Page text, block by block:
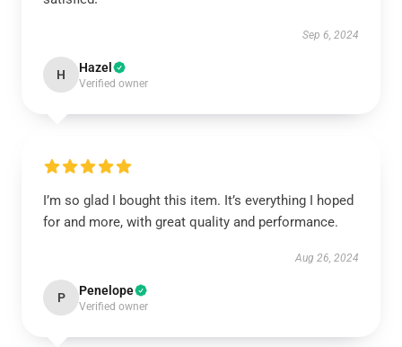
Sep 6, 2024
H Hazel
Verified owner
I’m so glad I bought this item. It’s everything I hoped
for and more, with great quality and performance.
Aug 26, 2024
P Penelope
Verified owner